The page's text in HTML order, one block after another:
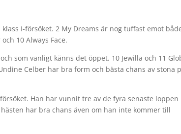
I-försöket. 2 My Dreams är nog tuffast emot
10 Always Face.
som vanligt känns det öppet. 10 Jewilla och 11
Celber har bra form och bästa chans av stona
Han har vunnit tre av de fyra senaste loppen
har bra chans även om han inte kommer till